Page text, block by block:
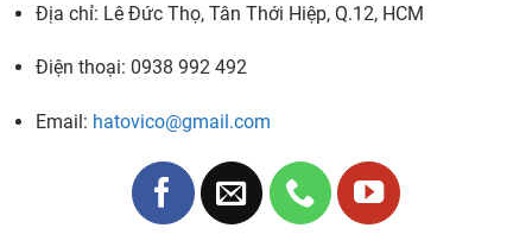
Địa chỉ: Lê Đức Thọ, Tân Thới Hiệp, Q.12, HCM
Điện thoại: 0938 992 492
Email: hatovico@gmail.com